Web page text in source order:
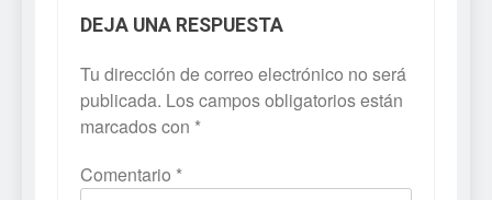
DEJA UNA RESPUESTA
Tu dirección de correo electrónico no será
publicada. Los campos obligatorios están
marcados con *
Comentario *